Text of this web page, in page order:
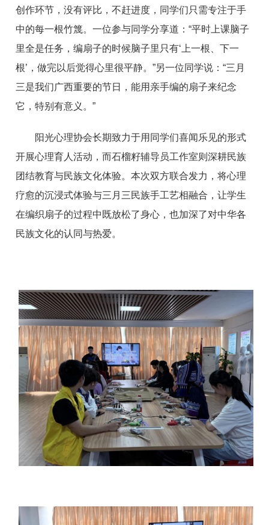
创作环节，没有评比，不赶进度，同学们只需专注于手
中的每一根竹篾。一位参与同学分享道：“平时上课脑子
里全是任务，编扇子的时候脑子里只有‘上一根、下一
根’，做完以后觉得心里很平静。”另一位同学说：“三月
三是我们广西重要的节日，能用亲手编的扇子来纪念
它，特别有意义。”
阳光心理协会长期致力于用同学们喜闻乐见的形式
开展心理育人活动，而石榴籽辅导员工作室则深耕民族
团结教育与民族文化体验。本次双方联合发力，将心理
疗愈的沉浸式体验与三月三民族手工艺相融合，让学生
在编织扇子的过程中既放松了身心，也加深了对中华各
民族文化的认同与热爱。